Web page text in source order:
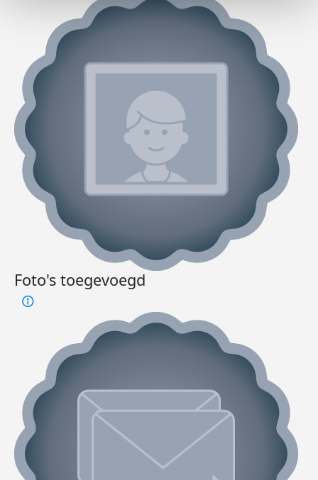
Foto's toegevoegd